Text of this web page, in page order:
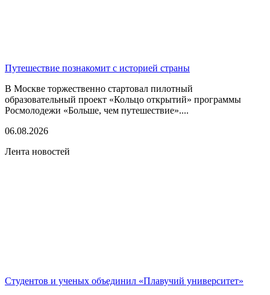
Путешествие познакомит с историей страны
В Москве торжественно стартовал пилотный
образовательный проект «Кольцо открытий» программы
Росмолодежи «Больше, чем путешествие»....
06.08.2026
Лента новостей
Студентов и ученых объединил «Плавучий университет»